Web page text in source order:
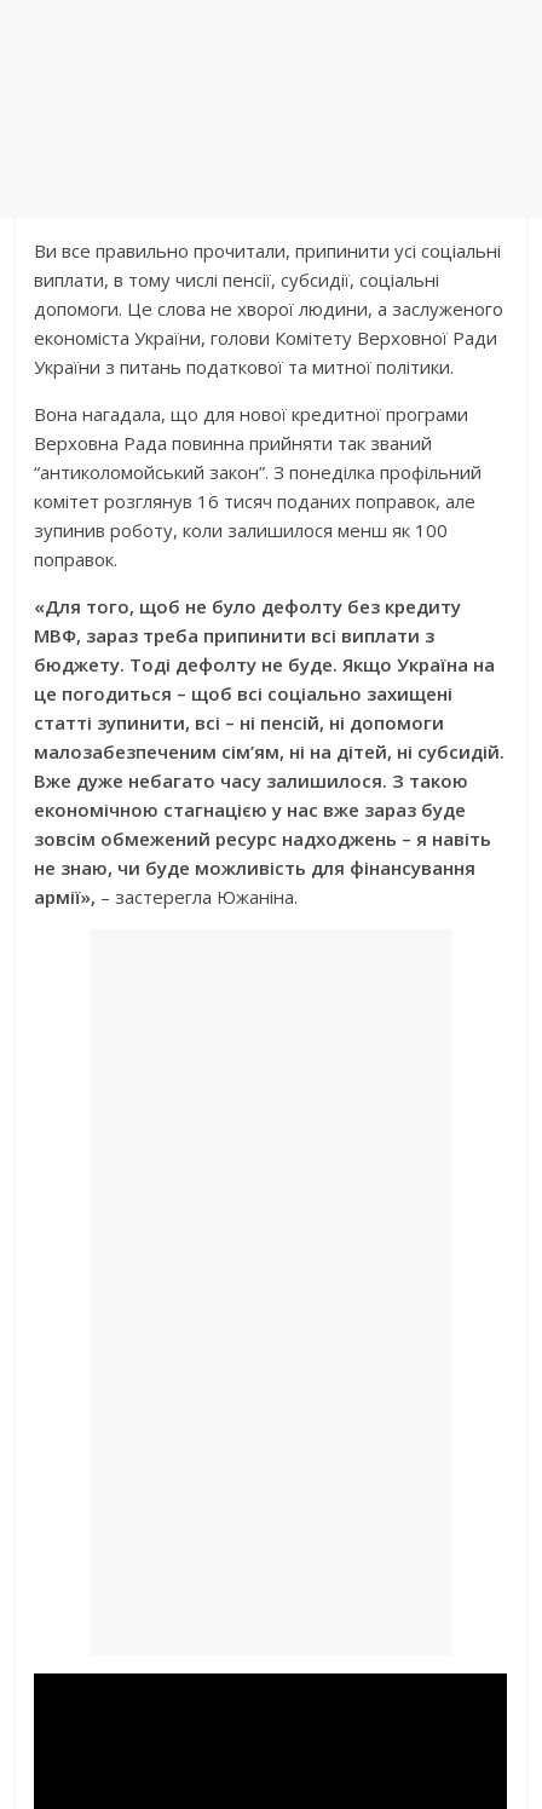
Ви все правильно прочитали, припинити усі соціальні
виплати, в тому числі пенсії, субсидії, соціальні
допомоги. Це слова не хворої людини, а заслуженого
економіста України, голови Комітету Верховної Ради
України з питань податкової та митної політики.
Вона нагадала, що для нової кредитної програми
Верховна Рада повинна прийняти так званий
“антиколомойський закон”. З понеділка профільний
комітет розглянув 16 тисяч поданих поправок, але
зупинив роботу, коли залишилося менш як 100
поправок.
«Для того, щоб не було дефолту без кредиту
МВФ, зараз треба припинити всі виплати з
бюджету. Тоді дефолту не буде. Якщо Україна на
це погодиться – щоб всі соціально захищені
статті зупинити, всі – ні пенсій, ні допомоги
малозабезпеченим сім’ям, ні на дітей, ні субсидій.
Вже дуже небагато часу залишилося. З такою
економічною стагнацією у нас вже зараз буде
зовсім обмежений ресурс надходжень – я навіть
не знаю, чи буде можливість для фінансування
армії», – застерегла Южаніна.